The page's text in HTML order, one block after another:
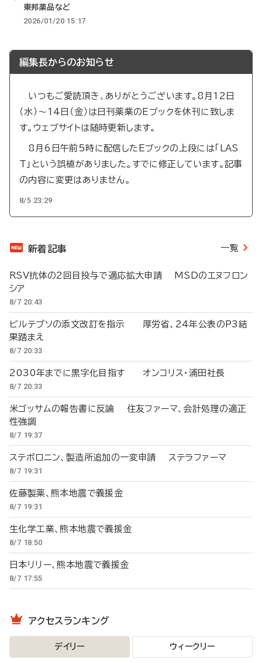
東邦薬品など
2026/01/20 15:17
編集長からのお知らせ
いつもご愛読頂き、ありがとうございます。8月12日
（水）～14日（金）は日刊薬業のEブックを休刊に致しま
す。ウェブサイトは随時更新します。
8月6日午前5時に配信したEブックの上段には「LAS
T」という誤植がありました。すでに修正しています。記事
の内容に変更はありません。
8/5 23:29
新着記事 一覧
RSV抗体の2回目投与で適応拡大申請 MSDのエヌフロン
シア
8/7 20:43
ビルテプソの添文改訂を指示 厚労省、24年公表のP3結
果踏まえ
8/7 20:33
2030年までに黒字化目指す オンコリス・浦田社長
8/7 20:33
米ゴッサムの報告書に反論 住友ファーマ、会計処理の適正
性強調
8/7 19:37
ステボロニン、製造所追加の一変申請 ステラファーマ
8/7 19:31
佐藤製薬、熊本地震で義援金
8/7 19:31
生化学工業、熊本地震で義援金
8/7 18:50
日本リリー、熊本地震で義援金
8/7 17:55
アクセスランキング
デイリー ウィークリー